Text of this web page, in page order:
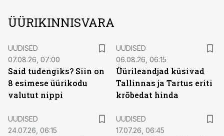
juht ja suuromanik Kristjan-Thor Vähi ning Domus
Ingvar Allekand. Vestlust juhtis teaduse populariseerija
Aigar Vaigu.
ÜÜRIKINNISVARA
UUDISED
07.08.26, 07:00
Said tudengiks? Siin on
8 esimese üürikodu
valutut nippi
UUDISED
06.08.26, 06:15
Üürileandjad küsivad
Tallinnas ja Tartus eriti
krõbedat hinda
UUDISED
24.07.26, 06:15
UUDISED
17.07.26, 06:45